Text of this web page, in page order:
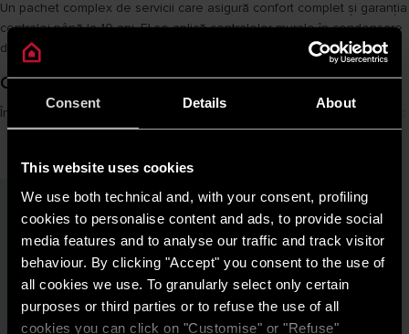
Consent Details About
This website uses cookies
We use both technical and, with your consent, profiling
cookies to personalise content and ads, to provide social
media features and to analyse our traffic and track visitor
behaviour. By clicking "Accept" you consent to the use of
all cookies we use. To granularly select only certain
purposes or third parties or to refuse the use of all
cookies you can click on "Customise" or "Refuse"
Un pachet complex de servicii care asigură confort complet și garanția
centralei până la 10 ani. El se aplică centralelor murale în condensare
din gama One/One+.
Ce pachete există?
În funcție de nevoile tale, poți alege unul dintre pachetele de mai jos:
PACHETE
SERVICII
EXTINSE
PROTECȚIE
INTELIGENTĂ
OPTIM IDEAL CONFORT